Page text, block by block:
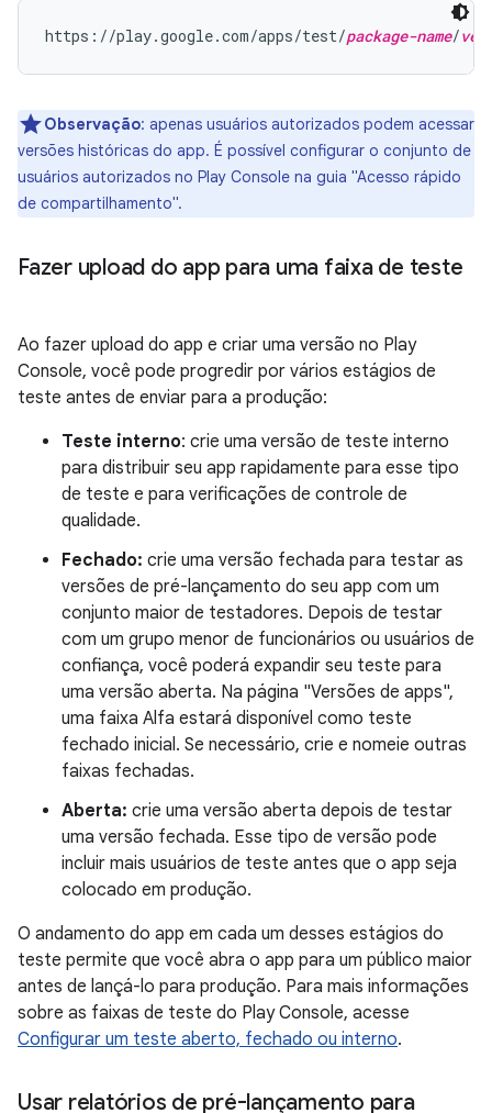
https://play.google.com/apps/test/package-name/
Observação: apenas usuários autorizados podem acessar
versões históricas do app. É possível configurar o conjunto de
usuários autorizados no Play Console na guia "Acesso rápido
de compartilhamento".
Fazer upload do app para uma faixa de teste
Ao fazer upload do app e criar uma versão no Play
Console, você pode progredir por vários estágios de
teste antes de enviar para a produção:
Teste interno: crie uma versão de teste interno
para distribuir seu app rapidamente para esse tipo
de teste e para verificações de controle de
qualidade.
Fechado: crie uma versão fechada para testar as
versões de pré-lançamento do seu app com um
conjunto maior de testadores. Depois de testar
com um grupo menor de funcionários ou usuários de
confiança, você poderá expandir seu teste para
uma versão aberta. Na página "Versões de apps",
uma faixa Alfa estará disponível como teste
fechado inicial. Se necessário, crie e nomeie outras
faixas fechadas.
Aberta: crie uma versão aberta depois de testar
uma versão fechada. Esse tipo de versão pode
incluir mais usuários de teste antes que o app seja
colocado em produção.
O andamento do app em cada um desses estágios do
teste permite que você abra o app para um público maior
antes de lançá-lo para produção. Para mais informações
sobre as faixas de teste do Play Console, acesse
Configurar um teste aberto, fechado ou interno.
Usar relatórios de pré-lançamento para